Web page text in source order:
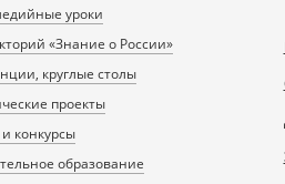
уроки
«Знание о России»
круглые столы
проекты
конкурсы
образование